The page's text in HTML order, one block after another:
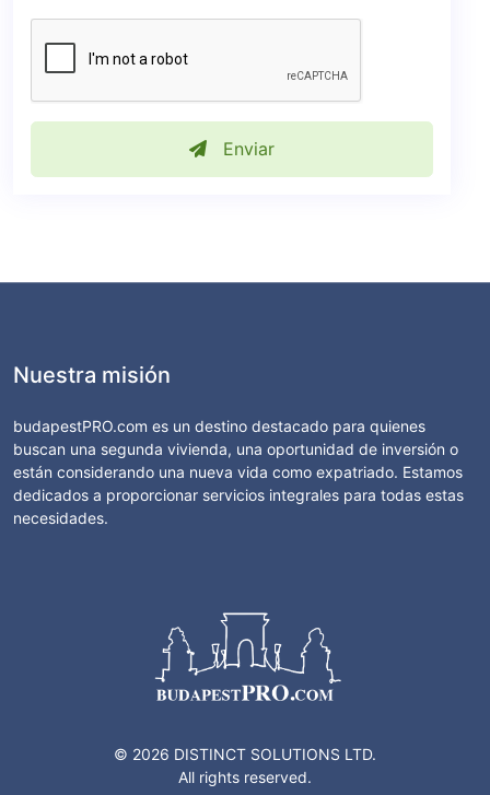
Enviar
Nuestra misión
budapestPRO.com es un destino destacado para quienes
buscan una segunda vivienda, una oportunidad de inversión o
están considerando una nueva vida como expatriado. Estamos
dedicados a proporcionar servicios integrales para todas estas
necesidades.
© 2026 DISTINCT SOLUTIONS LTD.
All rights reserved.